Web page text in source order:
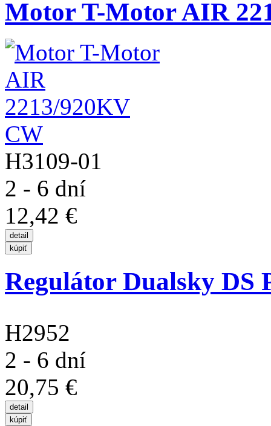
Motor T-Motor AIR
H3109-01
2 - 6 dní
12,42 €
Regulátor Dualsky DS
H2952
2 - 6 dní
20,75 €